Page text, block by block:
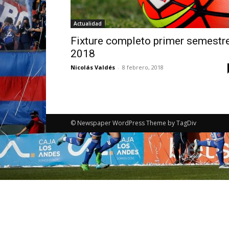
Actualidad
Fixture completo primer
2018
Nicolás Valdés - 8 febrero, 2018
© Newspaper WordPress Theme by TagDiv